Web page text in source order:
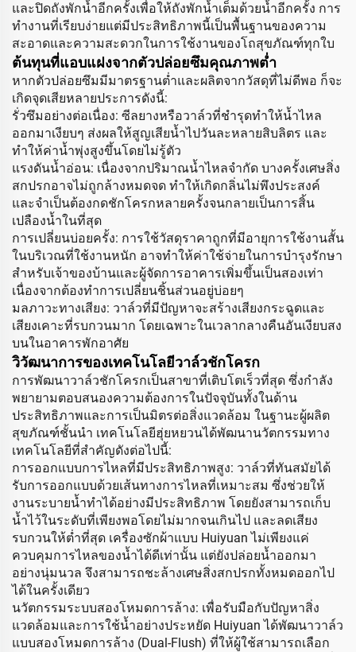
และปิดถังพักน้ำอีกครั้งเพื่อให้ถังพักน้ำเต็มด้วยน้ำอีกครั้ง การ
ทำงานที่เรียบง่ายแต่มีประสิทธิภาพนี้เป็นพื้นฐานของความ
สะอาดและความสะดวกในการใช้งานของโถสุขภัณฑ์ทุกใบ
ต้นทุนที่แอบแฝงจากตัวปล่อยซึมคุณภาพต่ำ
หากตัวปล่อยซึมมีมาตรฐานต่ำและผลิตจากวัสดุที่ไม่ดีพอ ก็จะ
เกิดจุดเสียหลายประการดังนี้:
รั่วซึมอย่างต่อเนื่อง: ซีลยางหรือวาล์วที่ชำรุดทำให้น้ำไหล
ออกมาเงียบๆ ส่งผลให้สูญเสียน้ำไปวันละหลายสิบลิตร และ
ทำให้ค่าน้ำพุ่งสูงขึ้นโดยไม่รู้ตัว
แรงดันน้ำอ่อน: เนื่องจากปริมาณน้ำไหลจำกัด บางครั้งเศษสิ่ง
สกปรกอาจไม่ถูกล้างหมดจด ทำให้เกิดกลิ่นไม่พึงประสงค์
และจำเป็นต้องกดชักโครกหลายครั้งจนกลายเป็นการสิ้น
เปลืองน้ำในที่สุด
การเปลี่ยนบ่อยครั้ง: การใช้วัสดุราคาถูกที่มีอายุการใช้งานสั้น
ในบริเวณที่ใช้งานหนัก อาจทำให้ค่าใช้จ่ายในการบำรุงรักษา
สำหรับเจ้าของบ้านและผู้จัดการอาคารเพิ่มขึ้นเป็นสองเท่า
เนื่องจากต้องทำการเปลี่ยนชิ้นส่วนอยู่บ่อยๆ
มลภาวะทางเสียง: วาล์วที่มีปัญหาจะสร้างเสียงกระฉูดและ
เสียงเคาะที่รบกวนมาก โดยเฉพาะในเวลากลางคืนอันเงียบสง
บนในอาคารพักอาศัย
วิวัฒนาการของเทคโนโลยีวาล์วชักโครก
การพัฒนาวาล์วชักโครกเป็นสาขาที่เติบโตเร็วที่สุด ซึ่งกำลัง
พยายามตอบสนองความต้องการในปัจจุบันทั้งในด้าน
ประสิทธิภาพและการเป็นมิตรต่อสิ่งแวดล้อม ในฐานะผู้ผลิต
สุขภัณฑ์ชั้นนำ เทคโนโลยีฮุ่ยหยวนได้พัฒนานวัตกรรมทาง
เทคโนโลยีที่สำคัญดังต่อไปนี้:
การออกแบบการไหลที่มีประสิทธิภาพสูง: วาล์วที่ทันสมัยได้
รับการออกแบบด้วยเส้นทางการไหลที่เหมาะสม ซึ่งช่วยให้
งานระบายน้ำทำได้อย่างมีประสิทธิภาพ โดยยังสามารถเก็บ
น้ำไว้ในระดับที่เพียงพอโดยไม่มากจนเกินไป และลดเสียง
รบกวนให้ต่ำที่สุด เครื่องซักผ้าแบบ Huiyuan ไม่เพียงแค่
ควบคุมการไหลของน้ำได้ดีเท่านั้น แต่ยังปล่อยน้ำออกมา
อย่างนุ่มนวล จึงสามารถชะล้างเศษสิ่งสกปรกทั้งหมดออกไป
ได้ในครั้งเดียว
นวัตกรรมระบบสองโหมดการล้าง: เพื่อรับมือกับปัญหาสิ่ง
แวดล้อมและการใช้น้ำอย่างประหยัด Huiyuan ได้พัฒนาวาล์ว
แบบสองโหมดการล้าง (Dual-Flush) ที่ให้ผู้ใช้สามารถเลือก